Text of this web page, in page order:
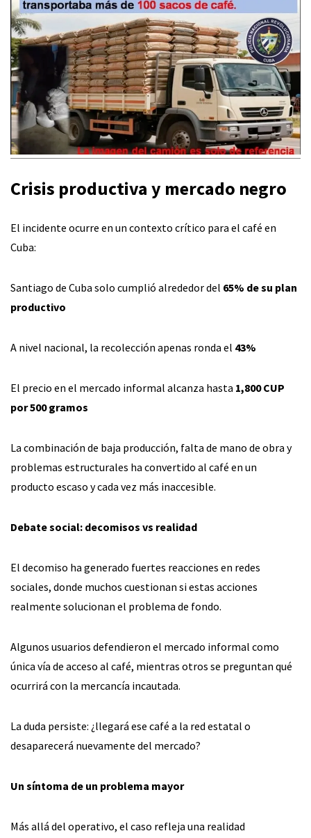
Crisis productiva y mercado negro
El incidente ocurre en un contexto crítico para el café en
Cuba:
Santiago de Cuba solo cumplió alrededor del 65% de su plan
productivo
A nivel nacional, la recolección apenas ronda el 43%
El precio en el mercado informal alcanza hasta 1,800 CUP
por 500 gramos
La combinación de baja producción, falta de mano de obra y
problemas estructurales ha convertido al café en un
producto escaso y cada vez más inaccesible.
Debate social: decomisos vs realidad
El decomiso ha generado fuertes reacciones en redes
sociales, donde muchos cuestionan si estas acciones
realmente solucionan el problema de fondo.
Algunos usuarios defendieron el mercado informal como
única vía de acceso al café, mientras otros se preguntan qué
ocurrirá con la mercancía incautada.
La duda persiste: ¿llegará ese café a la red estatal o
desaparecerá nuevamente del mercado?
Un síntoma de un problema mayor
Más allá del operativo, el caso refleja una realidad